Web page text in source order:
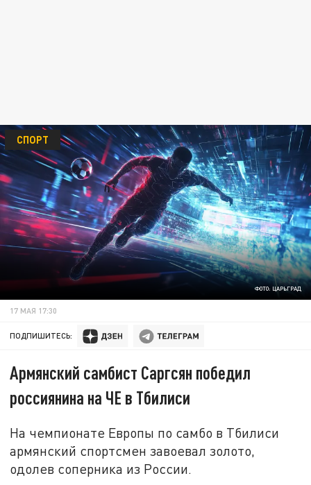
ФОТО: ЦАРЬГРАД
СПОРТ
17 МАЯ 17:30
ПОДПИШИТЕСЬ:
Армянский самбист Саргсян победил
россиянина на ЧЕ в Тбилиси
На чемпионате Европы по самбо в Тбилиси
армянский спортсмен завоевал золото,
одолев соперника из России.